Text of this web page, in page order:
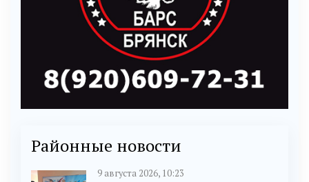
Районные новости
9 августа 2026, 10:23